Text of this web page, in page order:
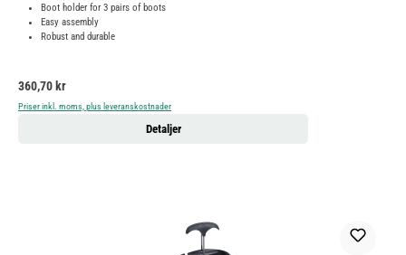
Boot holder for 3 pairs of boots
Easy assembly
Robust and durable
Ordinarie pris:
360,70 kr
Priser inkl. moms, plus leveranskostnader
Detaljer